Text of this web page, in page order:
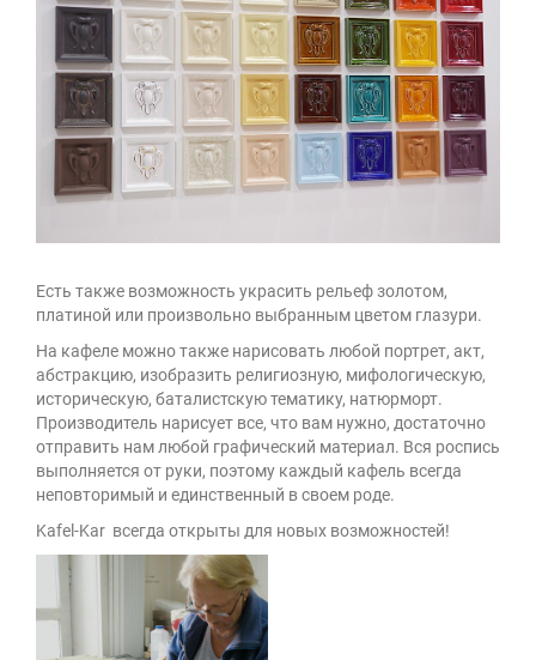
Есть также возможность украсить рельеф золотом,
платиной или произвольно выбранным цветом глазури.
На кафеле можно также нарисовать любой портрет, акт,
абстракцию, изобразить религиозную, мифологическую,
историческую, баталистскую тематику, натюрморт.
Производитель нарисует все, что вам нужно, достаточно
отправить нам любой графический материал. Вся роспись
выполняется от руки, поэтому каждый кафель всегда
неповторимый и единственный в своем роде.
Kafel-Kar всегда открыты для новых возможностей!